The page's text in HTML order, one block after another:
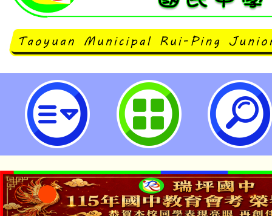
國教署辦理「114年度國民中學生
模組工作坊」實施計畫1份，詳如
桃園市立瑞坪國民中學